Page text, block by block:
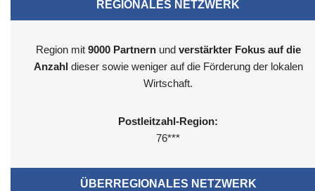
REGIONALES NETZWERK
Region mit 9000 Partnernund verstärkter Fokus auf die
Anzahl dieser sowie weniger auf die Förderung der lokalen
Wirtschaft.
Postleitzahl-Region:
76***
ÜBERREGIONALES NETZWERK